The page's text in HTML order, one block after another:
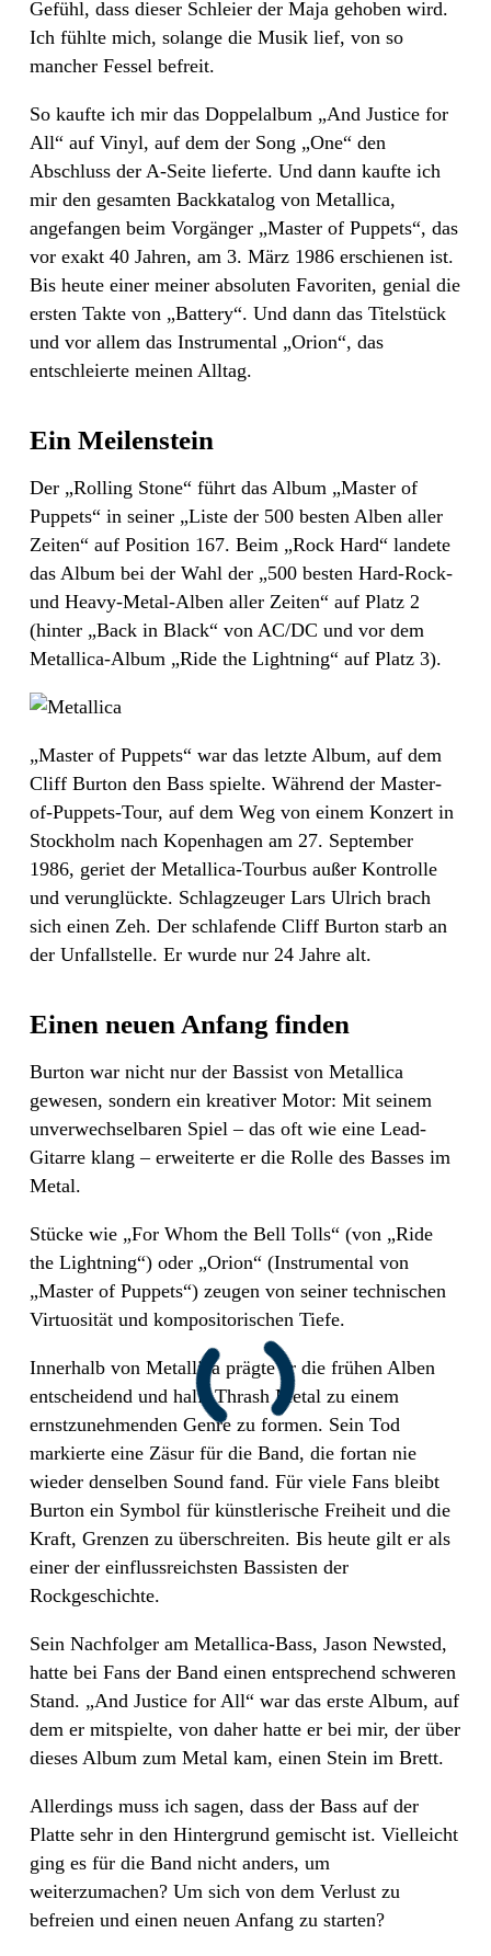
Gefühl, dass dieser Schleier der Maja gehoben wird.
Ich fühlte mich, solange die Musik lief, von so
mancher Fessel befreit.
So kaufte ich mir das Doppelalbum „And Justice for
All“ auf Vinyl, auf dem der Song „One“ den
Abschluss der A-Seite lieferte. Und dann kaufte ich
mir den gesamten Backkatalog von Metallica,
angefangen beim Vorgänger „Master of Puppets“, das
vor exakt 40 Jahren, am 3. März 1986 erschienen ist.
Bis heute einer meiner absoluten Favoriten, genial die
ersten Takte von „Battery“. Und dann das Titelstück
und vor allem das Instrumental „Orion“, das
entschleierte meinen Alltag.
Ein Meilenstein
Der „Rolling Stone“ führt das Album „Master of
Puppets“ in seiner „Liste der 500 besten Alben aller
Zeiten“ auf Position 167. Beim „Rock Hard“ landete
das Album bei der Wahl der „500 besten Hard-Rock-
und Heavy-Metal-Alben aller Zeiten“ auf Platz 2
(hinter „Back in Black“ von AC/DC und vor dem
Metallica-Album „Ride the Lightning“ auf Platz 3).
„Master of Puppets“ war das letzte Album, auf dem
Cliff Burton den Bass spielte. Während der Master-
of-Puppets-Tour, auf dem Weg von einem Konzert in
Stockholm nach Kopenhagen am 27. September
1986, geriet der Metallica-Tourbus außer Kontrolle
und verunglückte. Schlagzeuger Lars Ulrich brach
sich einen Zeh. Der schlafende Cliff Burton starb an
der Unfallstelle. Er wurde nur 24 Jahre alt.
Einen neuen Anfang finden
Burton war nicht nur der Bassist von Metallica
gewesen, sondern ein kreativer Motor: Mit seinem
unverwechselbaren Spiel – das oft wie eine Lead-
Gitarre klang – erweiterte er die Rolle des Basses im
Metal.
Stücke wie „For Whom the Bell Tolls“ (von „Ride
the Lightning“) oder „Orion“ (Instrumental von
„Master of Puppets“) zeugen von seiner technischen
Virtuosität und kompositorischen Tiefe.
Innerhalb von Metallica prägte er die frühen Alben
entscheidend und half, Thrash Metal zu einem
ernstzunehmenden Genre zu formen. Sein Tod
markierte eine Zäsur für die Band, die fortan nie
wieder denselben Sound fand. Für viele Fans bleibt
Burton ein Symbol für künstlerische Freiheit und die
Kraft, Grenzen zu überschreiten. Bis heute gilt er als
einer der einflussreichsten Bassisten der
Rockgeschichte.
Sein Nachfolger am Metallica-Bass, Jason Newsted,
hatte bei Fans der Band einen entsprechend schweren
Stand. „And Justice for All“ war das erste Album, auf
dem er mitspielte, von daher hatte er bei mir, der über
dieses Album zum Metal kam, einen Stein im Brett.
Allerdings muss ich sagen, dass der Bass auf der
Platte sehr in den Hintergrund gemischt ist. Vielleicht
ging es für die Band nicht anders, um
weiterzumachen? Um sich von dem Verlust zu
befreien und einen neuen Anfang zu starten?